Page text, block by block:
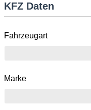
KFZ Daten
Fahrzeugart
Marke